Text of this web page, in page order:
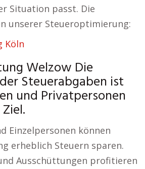
Situation passt. Die
unserer Steueroptimierung:
Köln
Welzow Die
Steuerabgaben ist
und Privatpersonen
Einzelpersonen können
erheblich Steuern sparen.
Ausschüttungen profitieren